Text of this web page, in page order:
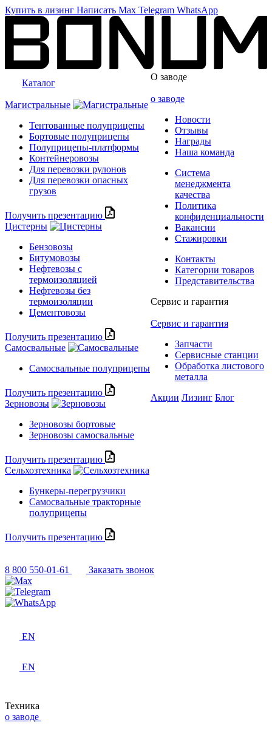
Купить в лизинг Написать Max Telegram WhatsApp
Каталог
Магистральные
Тентованные полуприцепы
Бортовые полуприцепы
Полуприцепы-платформы
Контейнеровозы
Для перевозки рулонов
Для перевозки опасных
грузов
Получить презентацию
Цистерны
Бензовозы
Битумовозы
Нефтевозы с
термоизоляцией
Нефтевозы без
термоизоляции
Цементовозы
Получить презентацию
Самосвальные
Самосвальные полуприцепы
Получить презентацию
Зерновозы
Зерновозы бортовые
Зерновозы самосвальные
Получить презентацию
Сельхозтехника
Бункеры-перегрузчики
Самосвальные тракторные
полуприцепы
Получить презентацию
О заводе
о заводе
Новости
Отзывы
Награды
Наша команда
Система
менеджмента
качества
Политика
конфиденциальности
Вакансии
Стажировки
Контакты
Категории товаров
Представительства
Сервис и гарантия
Сервис и гарантия
Запчасти
Сервисные станции
Обработка листового
металла
Акции Лизинг Блог
8 800 550-01-61 Заказать звонок
EN
EN
Техника
о заводе